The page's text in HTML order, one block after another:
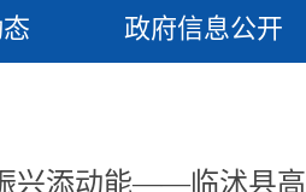
政府信息公开
兴添动能——临沭县